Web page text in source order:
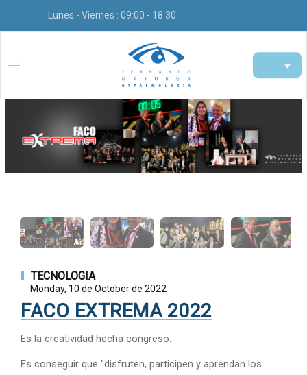
Lunes - Viernes : 09:00 - 18:30
TECNOLOGIA
Monday, 10 de October de 2022
FACO EXTREMA 2022
Es la creatividad hecha congreso.
Es conseguir que "disfruten, participen y aprendan los